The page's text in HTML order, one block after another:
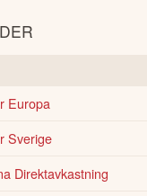
Europa
Sverige
Direktavkastning